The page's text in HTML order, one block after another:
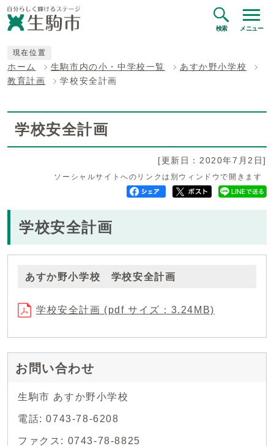
検索 メニュー
現在位置
ホーム 生駒市内の小・中学校一覧
あすか野小学校
教育計画
学校安全計画
学校安全計画
[更新日：2020年7月2日]
ソーシャルサイトへのリンクは別ウィンドウで開きます
学校安全計画
あすか野小学校 学校安全計画
学校安全計画 (pdf サイズ：3.24MB)
お問い合わせ
生駒市 あすか野小学校
電話: 0743-78-6208
ファクス: 0743-78-8825